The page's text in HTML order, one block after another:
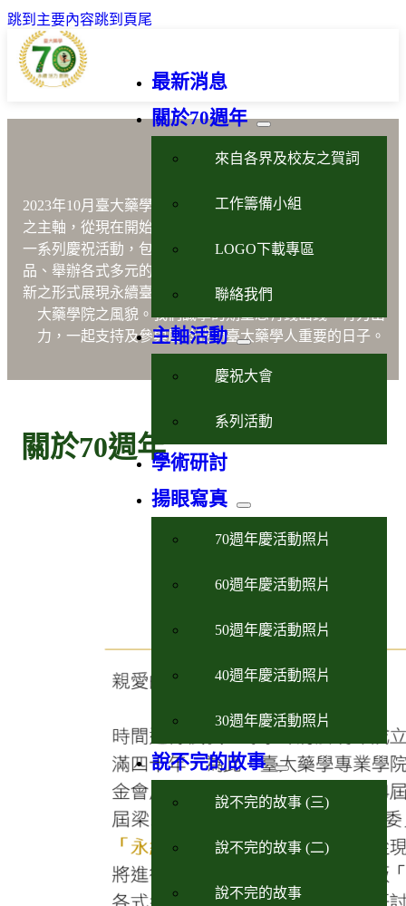
跳到主要內容跳到頁尾
最新消息
關於70週年
來自各界及校友之賀詞
工作籌備小組
LOGO下載專區
聯絡我們
主軸活動
慶祝大會
系列活動
學術研討
揚眼寫真
70週年慶活動照片
60週年慶活動照片
50週年慶活動照片
40週年慶活動照片
30週年慶活動照片
說不完的故事
說不完的故事 (三)
說不完的故事 (二)
說不完的故事
藥學永續活力創新
2023年10月臺大藥學70週年以藥學「永續、活力、創新」
之主軸，從現在開始到2023年10月21日的慶祝晚會將進行
一系列慶祝活動，包含出版「說不完的故事」、設計紀念
品、舉辦各式多元的暖身活動與國際學術研討會等，以嶄
新之形式展現永續臺大藥學魂、活力臺大藥學人及創新臺
大藥學院之風貌。我們誠摯的期望您有錢出錢，有力出
力，一起支持及參與屬於我們臺大藥學人重要的日子。
關於70週年